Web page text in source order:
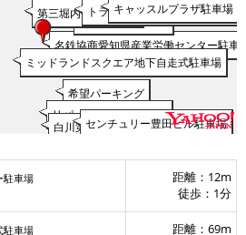
名鉄協商愛知県産業労働センター駐車
ミッドランドスクエア地下自走式駐車場
リパーク名駅第15
第三堀内ビル 駐車場
希望パーキング
トラストパーク近鉄新名古屋ビ
リパーク名古屋駅前第2
キャッスルプラザ駐車場
白川第三ビル駐車場
センチュリー豊田ビル駐車場
駐車場
距離：12m
徒歩：1分
駐車場 距離：69m